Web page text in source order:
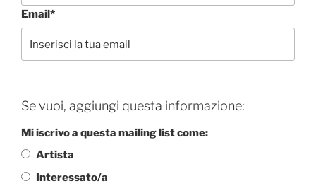
Email*
Se vuoi, aggiungi questa informazione:
Mi iscrivo a questa mailing list come:
Artista
Interessato/a